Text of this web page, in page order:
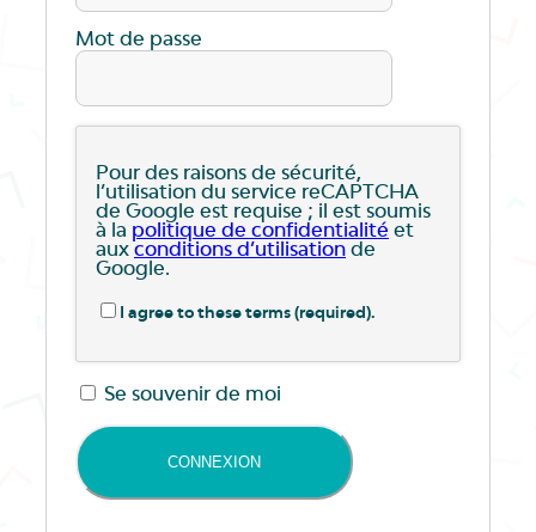
Mot de passe
Pour des raisons de sécurité,
l’utilisation du service reCAPTCHA
de Google est requise ; il est soumis
à la politique de confidentialité et
aux conditions d’utilisation de
Google.
I agree to these terms (required).
Se souvenir de moi